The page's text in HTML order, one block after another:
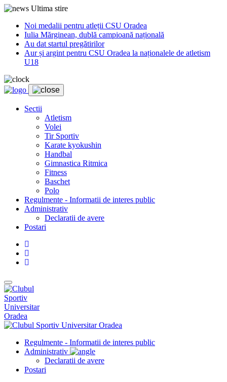
Ultima stire
Noi medalii pentru atleții CSU Oradea
Iulia Mărginean, dublă campioană națională
Au dat startul pregătirilor
Aur și argint pentru CSU Oradea la naționalele de atletism
U18
Sectii
Atletism
Volei
Tir Sportiv
Karate kyokushin
Handbal
Gimnastica Ritmica
Fitness
Baschet
Polo
Regulmente - Informatii de interes public
Administrativ
Declaratii de avere
Postari
Regulmente - Informatii de interes public
Administrativ
Declaratii de avere
Postari